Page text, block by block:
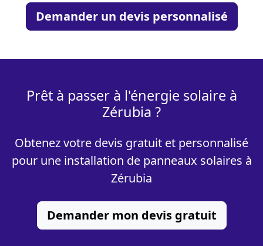
Demander un devis personnalisé
Prêt à passer à l'énergie solaire à
Zérubia ?
Obtenez votre devis gratuit et personnalisé
pour une installation de panneaux solaires à
Zérubia
Demander mon devis gratuit